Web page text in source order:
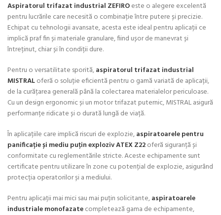
Aspiratorul trifazat industrial ZEFIROeste o alegere excelentă
pentru lucrările care necesită o combinație între putere și precizie.
Echipat cu tehnologii avansate, acesta este ideal pentru aplicații ce
implică praf fin și materiale granulare, fiind ușor de manevrat și
întreținut, chiar și în condiții dure.
Pentru o versatilitate sporită,aspiratorul trifazat industrial
MISTRALoferă o soluție eficientă pentru o gamă variată de aplicații,
de la curățarea generală până la colectarea materialelor periculoase.
Cu un design ergonomic și un motor trifazat puternic, MISTRAL asigură
performanțe ridicate și o durată lungă de viață.
În aplicațiile care implică riscuri de explozie,aspiratoarele pentru
panificație și mediu puțin exploziv ATEX Z22oferă siguranță și
conformitate cu reglementările stricte. Aceste echipamente sunt
certificate pentru utilizare în zone cu potențial de explozie, asigurând
protecția operatorilor și a mediului.
Pentru aplicații mai mici sau mai puțin solicitante,aspiratoarele
industriale monofazatecompletează gama de echipamente,